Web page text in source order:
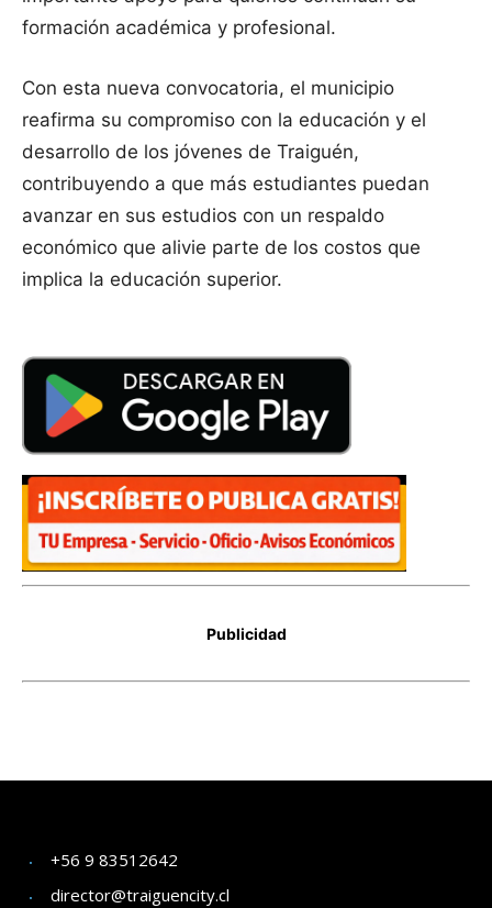
+56 9 83512642
director@traiguencity.cl